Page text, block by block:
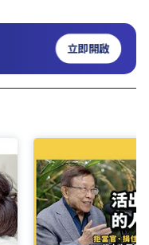
立即開啟